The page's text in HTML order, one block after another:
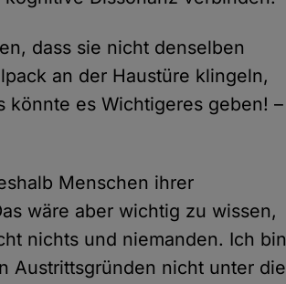
dass sie nicht denselben
an der Haustüre klingeln,
könnte es Wichtigeres geben! –
Menschen ihrer
wäre aber wichtig zu wissen,
nichts und niemanden. Ich bin
Austrittsgründen nicht unter die